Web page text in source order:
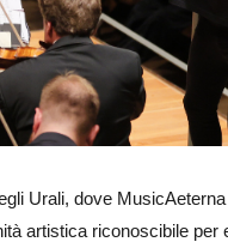
Urali, dove
artistica riconoscibile per